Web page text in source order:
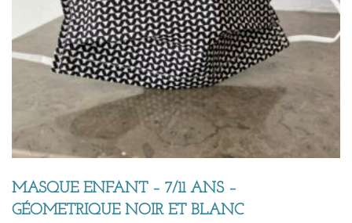
MASQUE ENFANT – 7/11 ANS –
GÉOMETRIQUE NOIR ET BLANC